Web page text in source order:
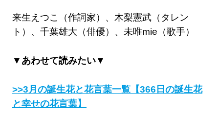
来生えつこ（作詞家）、木梨憲武（タレン
ト）、千葉雄大（俳優）、未唯mie（歌手）
▼あわせて読みたい▼
>>3月の誕生花と花言葉一覧【366日の誕生花
と幸せの花言葉】